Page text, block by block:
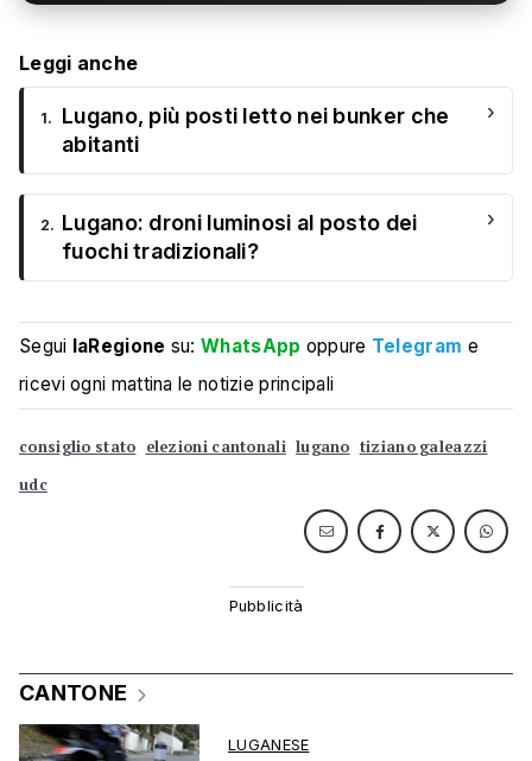
Leggi anche
1.
Lugano, più posti letto nei bunker che
abitanti
›
2. Lugano: droni luminosi al posto dei
fuochi tradizionali?
›
Segui laRegione su:WhatsApp oppure Telegram e
ricevi ogni mattina le notizie principali
consiglio stato elezioni cantonali lugano tiziano galeazzi
udc
CANTONE
LUGANESE